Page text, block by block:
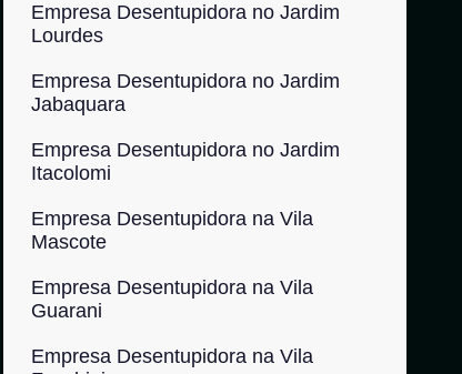
Empresa Desentupidora no Jardim
Lourdes
Empresa Desentupidora no Jardim
Jabaquara
Empresa Desentupidora no Jardim
Itacolomi
Empresa Desentupidora na Vila
Mascote
Empresa Desentupidora na Vila
Guarani
Empresa Desentupidora na Vila